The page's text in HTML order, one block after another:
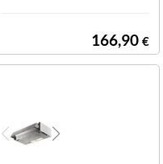
166,90 €